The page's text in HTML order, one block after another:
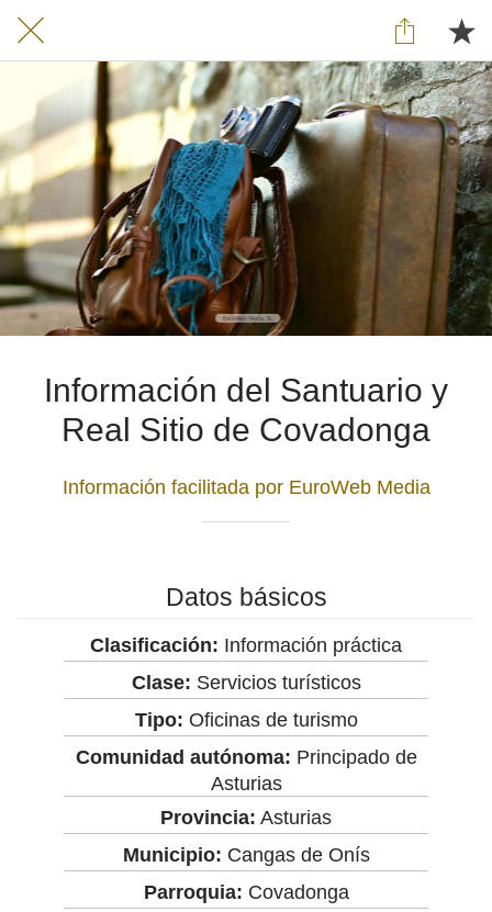
Información del Santuario y
Real Sitio de Covadonga
Información facilitada por EuroWeb Media
Datos básicos
Clasificación: Información práctica
Clase: Servicios turísticos
Tipo: Oficinas de turismo
Comunidad autónoma: Principado de
Asturias
Provincia: Asturias
Municipio: Cangas de Onís
Parroquia: Covadonga